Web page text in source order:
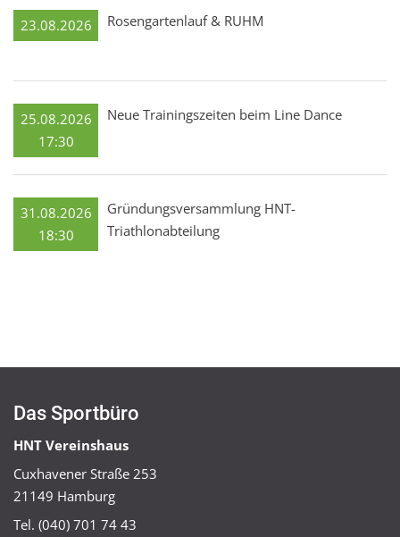
23.08.2026 Rosengartenlauf & RUHM
25.08.2026
17:30
Neue Trainingszeiten beim Line Dance
31.08.2026
18:30
Gründungsversammlung HNT-
Triathlonabteilung
Das Sportbüro
HNT Vereinshaus
Cuxhavener Straße 253
21149 Hamburg
Tel. (040) 701 74 43